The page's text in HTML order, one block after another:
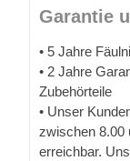
Garantie
• 5 Jahre
• 2 Jahre
Zubehörteile
• Unser
zwischen 8.00
erreichbar.